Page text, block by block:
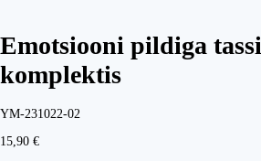
Emotsiooni pildiga
komplektis
YM-231022-02
15,90 €